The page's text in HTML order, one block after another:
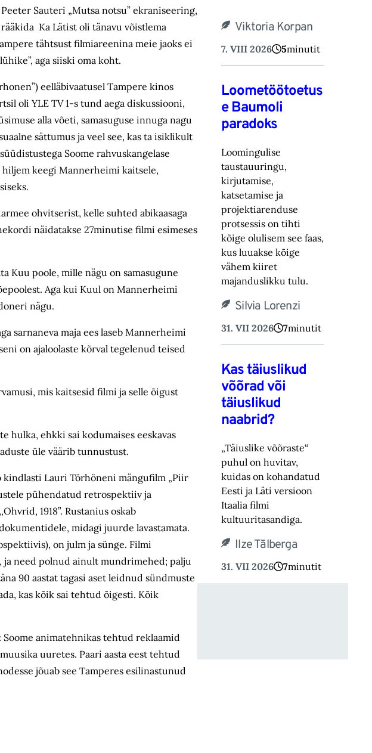
Sauteri „Mutsa notsu” ekraniseering,
Ka Lätist oli tänavu võistlema
tähtsust filmiareenina meie jaoks ei
aga siiski oma koht.
eelläbivaatusel Tampere kinos
oli YLE TV 1-s tund aega diskussiooni,
alla võeti, samasuguse innuga nagu
sättumus ja veel see, kas ta isiklikult
Soome rahvuskangelase
hiljem keegi Mannerheimi kaitsele,
ohvitserist, kelle suhted abikaasaga
näidatakse 27minutise filmi esimeses
Kuu poole, mille nägu on samasugune
Aga kui Kuul on Mannerheimi
nägu.
sarnaneva maja ees laseb Mannerheimi
on ajaloolaste kõrval tegelenud teised
mis kaitsesid filmi ja selle õigust
hulka, ehkki sai kodumaises eeskavas
üle väärib tunnustust.
kindlasti Lauri Törhöneni mängufilm „Piir
pühendatud retrospektiiv ja
1918”. Rustanius oskab
midagi juurde lavastamata.
on julm ja sünge. Filmi
ja need polnud ainult mundrimehed; palju
90 aastat tagasi aset leidnud sündmuste
kas kõik sai tehtud õigesti. Kõik
animatehnikas tehtud reklaamid
uuretes. Paari aasta eest tehtud
jõuab see Tamperes esilinastunud
Viktoria Korpan
7. VIII 2026 5minutit
Loometöötoetus
e Baumoli
paradoks
Loomingulise
taustauuringu,
kirjutamise,
katsetamise ja
projektiarenduse
protsessis on tihti
kõige olulisem see faas,
kus luuakse kõige
vähem kiiret
majanduslikku tulu.
Silvia Lorenzi
31. VII 2026 7minutit
Kas täiuslikud
võõrad või
täiuslikud
naabrid?
„Täiuslike võõraste“
puhul on huvitav,
kuidas on kohandatud
Eesti ja Läti versioon
Itaalia filmi
kultuuritasandiga.
Ilze Tālberga
31. VII 2026 7minutit